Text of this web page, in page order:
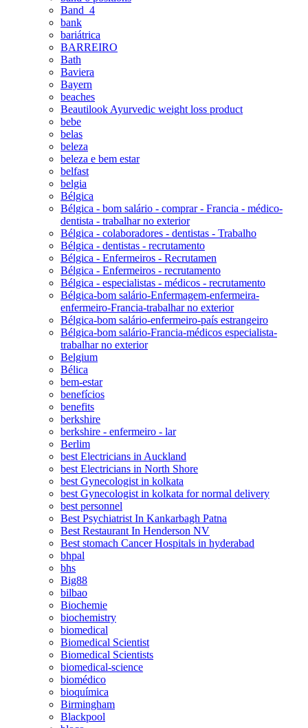
Band_4
bank
bariátrica
BARREIRO
Bath
Baviera
Bayern
beaches
Beautilook Ayurvedic weight loss product
bebe
belas
beleza
beleza e bem estar
belfast
belgia
Bélgica
Bélgica - bom salário - comprar - Francia - médico-
dentista - trabalhar no exterior
Bélgica - colaboradores - dentistas - Trabalho
Bélgica - dentistas - recrutamento
Bélgica - Enfermeiros - Recrutamen
Bélgica - Enfermeiros - recrutamento
Bélgica - especialistas - médicos - recrutamento
Bélgica-bom salário-Enfermagem-enfermeira-
enfermeiro-Francia-trabalhar no exterior
Bélgica-bom salário-enfermeiro-país estrangeiro
Bélgica-bom salário-Francia-médicos especialista-
trabalhar no exterior
Belgium
Bélica
bem-estar
benefícios
benefits
berkshire
berkshire - enfermeiro - lar
Berlim
best Electricians in Auckland
best Electricians in North Shore
best Gynecologist in kolkata
best Gynecologist in kolkata for normal delivery
best personnel
Best Psychiatrist In Kankarbagh Patna
Best Restaurant In Henderson NV
Best stomach Cancer Hospitals in hyderabad
bhpal
bhs
Big88
bilbao
Biochemie
biochemistry
biomedical
Biomedical Scientist
Biomedical Scientists
biomedical-science
biomédico
bioquímica
Birmingham
Blackpool